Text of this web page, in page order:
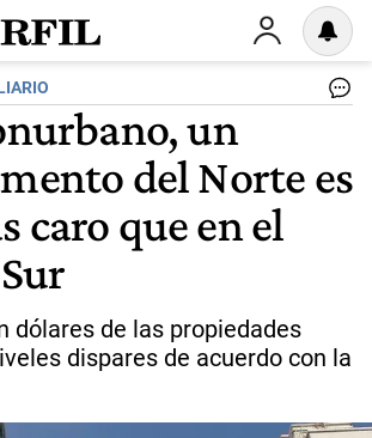
un
del Norte es
caro que en el
dólares de las propiedades
dispares de acuerdo con la